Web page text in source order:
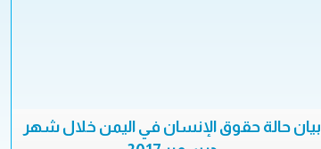
بيان حالة حقوق الإنسان في اليمن خلال شهر